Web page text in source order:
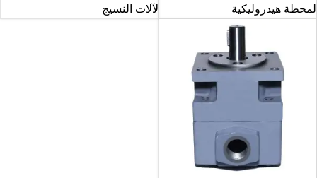
لمحطة هيدروليكية
لآلات النسيج